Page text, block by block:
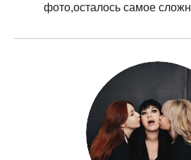
фото,осталось самое